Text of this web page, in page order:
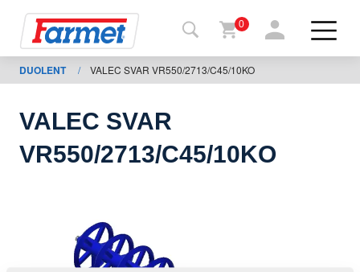
į
Farmet
parduotuvė
Parsisiųsti
0
DUOLENT / VALEC SVAR VR550/2713/C45/10KO
VALEC SVAR
VR550/2713/C45/10KO